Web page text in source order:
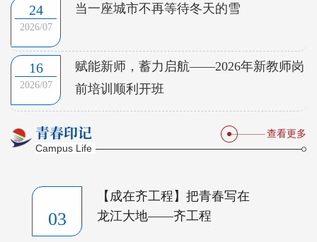
24
2026/07
当一座城市不再等待冬天的雪
16
2026/07
赋能新师，蓄力启航——2026年新教师岗
前培训顺利开班
青春印记
Campus Life
查看更多
03
【成在齐工程】把青春写在
龙江大地——齐工程